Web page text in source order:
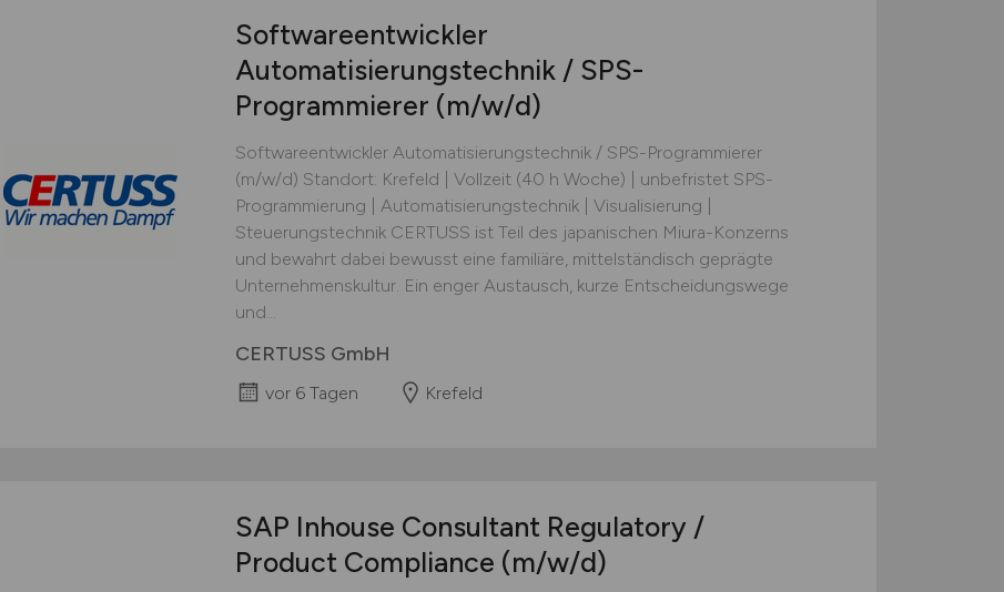
Softwareentwickler
Automatisierungstechnik / SPS-
Programmierer (m/w/d)
Softwareentwickler Automatisierungstechnik / SPS-Programmierer
(m/w/d) Standort: Krefeld | Vollzeit (40 h Woche) | unbefristet SPS-
Programmierung | Automatisierungstechnik | Visualisierung |
Steuerungstechnik CERTUSS ist Teil des japanischen Miura-Konzerns
und bewahrt dabei bewusst eine familiäre, mittelständisch geprägte
Unternehmenskultur. Ein enger Austausch, kurze Entscheidungswege
und...
CERTUSS GmbH
vor 6 Tagen Krefeld
SAP Inhouse Consultant Regulatory /
Product Compliance (m/w/d)